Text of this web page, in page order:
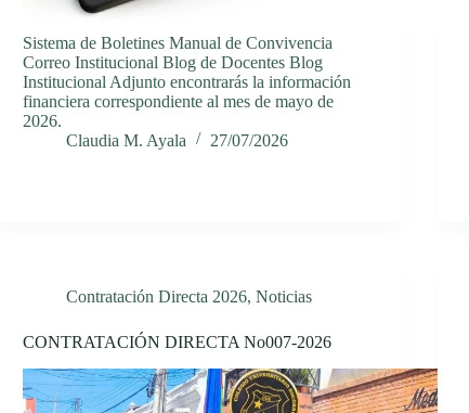
Sistema de Boletines Manual de Convivencia
Correo Institucional Blog de Docentes Blog
Institucional Adjunto encontrarás la información
financiera correspondiente al mes de mayo de
2026.
Claudia M. Ayala
27/07/2026
Contratación Directa 2026,Noticias
CONTRATACIÓN DIRECTA No007-2026